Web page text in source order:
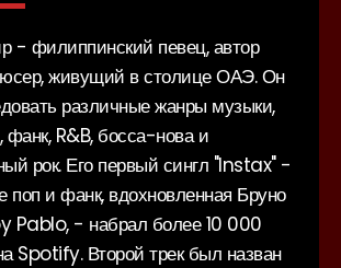
- филиппинский певец, автор
живущий в столице ОАЭ. Он
различные жанры музыки,
фанк, R&B, босса-нова и
рок. Его первый сингл "Instax" -
поп и фанк, вдохновленная Бруно
Pablo, - набрал более 10 000
Spotify. Второй трек был назван